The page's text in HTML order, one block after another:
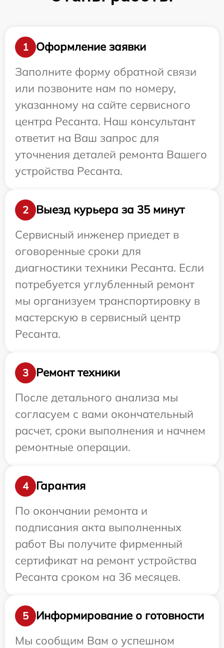
1
Оформление заявки
Заполните форму обратной связи
или позвоните нам по номеру,
указанному на сайте сервисного
центра Ресанта. Наш консультант
ответит на Ваш запрос для
уточнения деталей ремонта Вашего
устройства Ресанта.
2
Выезд курьера за 35 минут
Сервисный инженер приедет в
оговоренные сроки для
диагностики техники Ресанта. Если
потребуется углубленный ремонт
мы организуем транспортировку в
мастерскую в сервисный центр
Ресанта.
3
Ремонт техники
После детального анализа мы
согласуем с вами окончательный
расчет, сроки выполнения и начнем
ремонтные операции.
4
Гарантия
По окончании ремонта и
подписания акта выполненных
работ Вы получите фирменный
сертификат на ремонт устройства
Ресанта сроком на 36 месяцев.
5
Информирование о готовности
Мы сообщим Вам о успешном